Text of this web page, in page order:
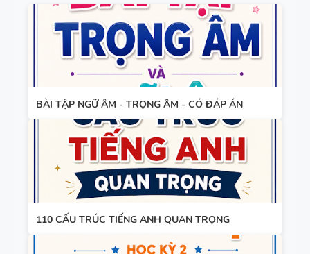
BÀI TẬP NGỮ ÂM - TRỌNG ÂM - CÓ ĐÁP ÁN
110 CẤU TRÚC TIẾNG ANH QUAN TRỌNG